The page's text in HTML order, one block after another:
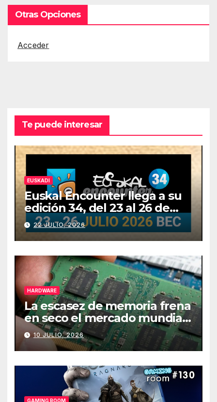
Otras Opciones
Acceder
Te puede interesar
EUSKADI
Euskal Encounter llega a su
edición 34, del 23 al 26 de
julio
22 JULIO, 2026
HARDWARE
La escasez de memoria frena
en seco el mercado mundial
de PCs
10 JULIO, 2026
GAMING ROOM